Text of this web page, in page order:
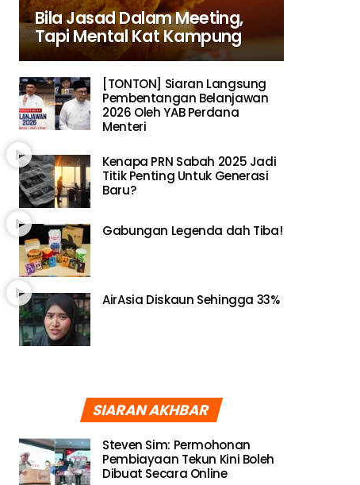
Bila Jasad Dalam Meeting,
Tapi Mental Kat Kampung
[TONTON] Siaran Langsung
Pembentangan Belanjawan
2026 Oleh YAB Perdana
Menteri
Kenapa PRN Sabah 2025 Jadi
Titik Penting Untuk Generasi
Baru?
Gabungan Legenda dah Tiba!
AirAsia Diskaun Sehingga 33%
SIARAN AKHBAR
Steven Sim: Permohonan
Pembiayaan Tekun Kini Boleh
Dibuat Secara Online